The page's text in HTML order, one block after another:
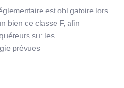
est obligatoire lors
bien de classe F, afin
sur les
prévues.